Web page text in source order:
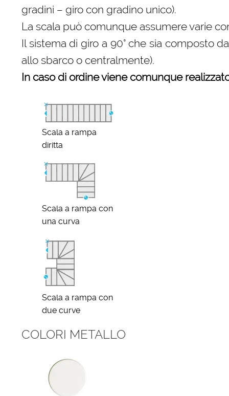
gradini – giro con gradino unico).
La scala può comunque assumere varie
Il sistema di giro a 90° che sia composto
allo sbarco o centralmente).
In caso di ordine viene comunque
Scala a rampa
diritta
Scala a rampa con
una curva
Scala a rampa con
due curve
COLORI METALLO